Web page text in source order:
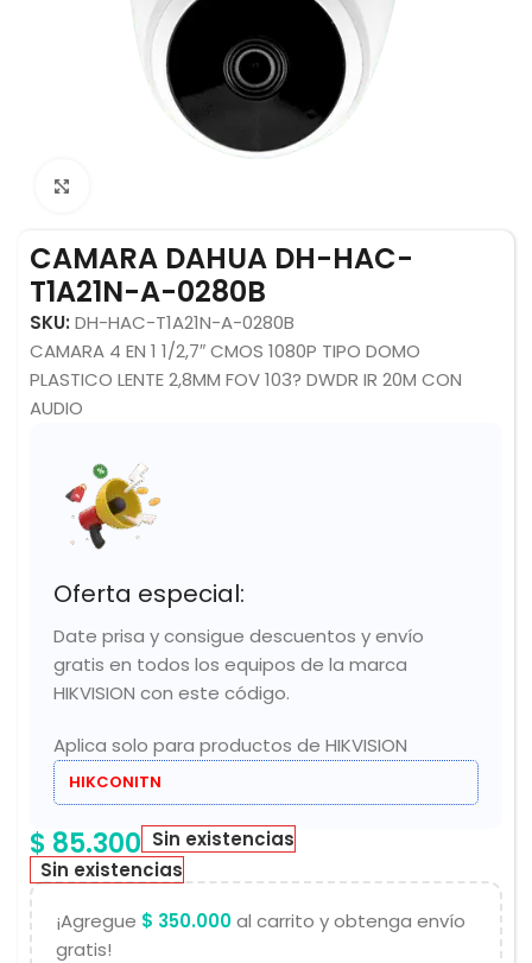
CAMARA DAHUA DH-HAC-
T1A21N-A-0280B
SKU: DH-HAC-T1A21N-A-0280B
CAMARA 4 EN 1 1/2,7″ CMOS 1080P TIPO DOMO
PLASTICO LENTE 2,8MM FOV 103? DWDR IR 20M CON
AUDIO
Oferta especial:
Date prisa y consigue descuentos y envío
gratis en todos los equipos de la marca
HIKVISION con este código.
Aplica solo para productos de HIKVISION
HIKCONITN
$ 85.300 Sin existencias
Sin existencias
¡Agregue $ 350.000al carrito y obtenga envío
gratis!